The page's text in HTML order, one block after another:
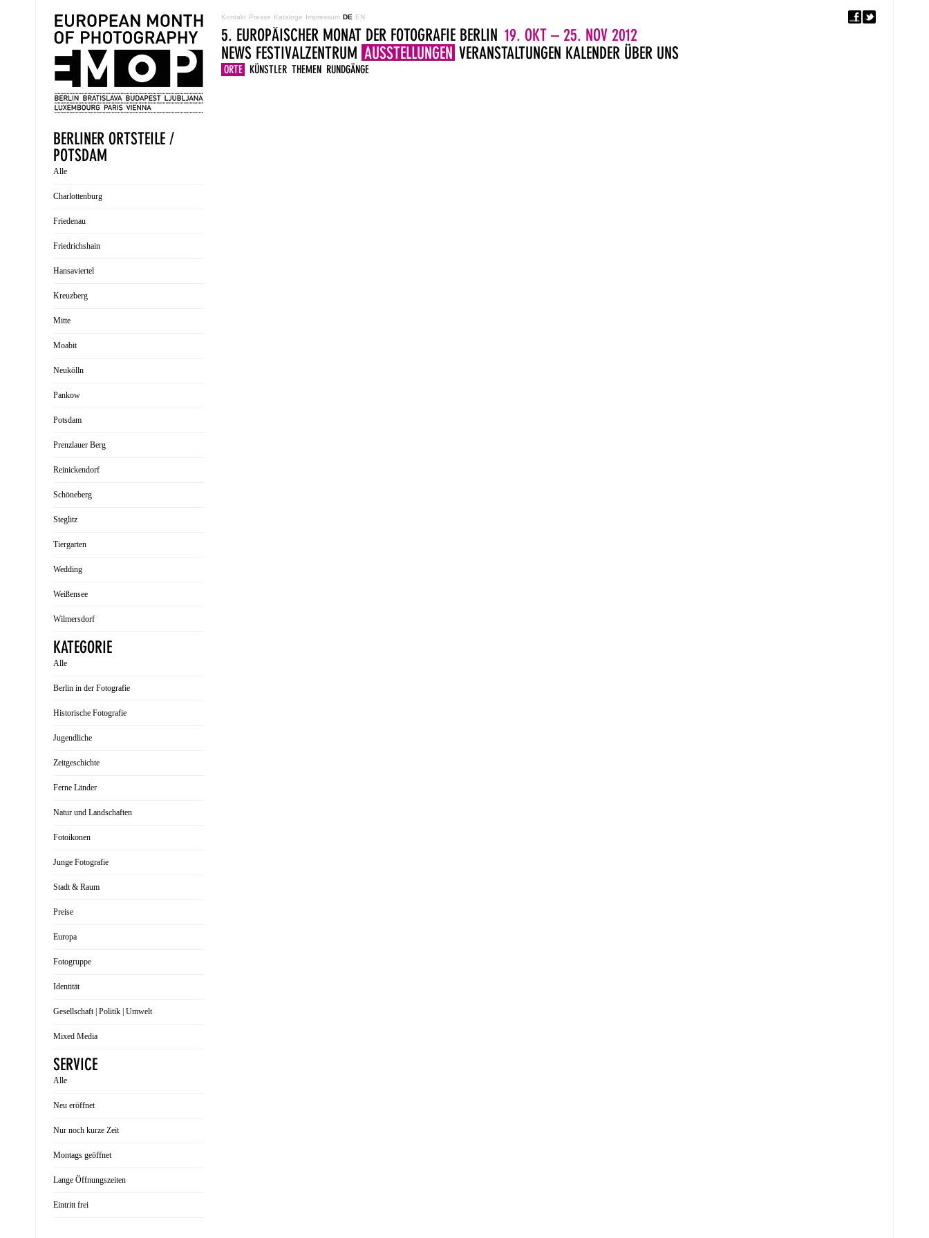
Kontakt Presse Kataloge Impressum DE EN 5. EUROPÄISCHER
5. EUROPÄISCHER MONAT DER FOTOGRAFIE BERLIN 19. OKT – 25. NOV 2012
NEWS FESTIVALZENTRUM AUSSTELLUNGEN
ORTE KÜNSTLER THEMEN RUNDGÄNGE
VERANSTALTUNGEN KALENDER ÜBER UNS
BERLINER ORTSTEILE /
POTSDAM
Alle
Charlottenburg
Friedenau
Friedrichshain
Hansaviertel
Kreuzberg
Mitte
Moabit
Neukölln
Pankow
Potsdam
Prenzlauer Berg
Reinickendorf
Schöneberg
Steglitz
Tiergarten
Wedding
Weißensee
Wilmersdorf
KATEGORIE
Alle
Berlin in der Fotografie
Historische Fotografie
Jugendliche
Zeitgeschichte
Ferne Länder
Natur und Landschaften
Fotoikonen
Junge Fotografie
Stadt & Raum
Preise
Europa
Fotogruppe
Identität
Gesellschaft | Politik | Umwelt
Mixed Media
SERVICE
Alle
Neu eröffnet
Nur noch kurze Zeit
Montags geöffnet
Lange Öffnungszeiten
Eintritt frei